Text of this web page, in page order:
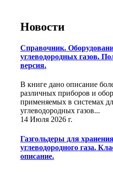
Новости
Справочник.
углеводородных газов.
версия.
В книге дано описание
различных приборов и
применяемых в системах
углеводородных газов...
14 Июля 2026 г.
Газгольдеры для
углеводородного газа.
описание.